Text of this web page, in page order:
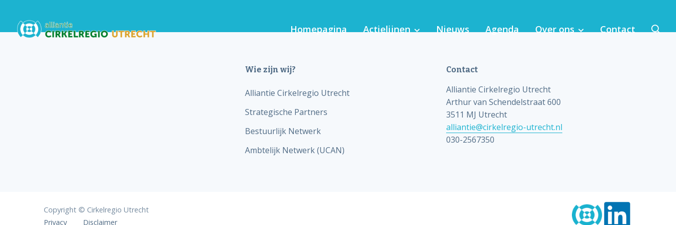
Homepagina Actielijnen
Pilot Ondersteuning bij MKI-toepassing in de regio
Nieuws Agenda Over ons Contact
Wie zijn wij?
Alliantie Cirkelregio Utrecht
Strategische Partners
Bestuurlijk Netwerk
Ambtelijk Netwerk (UCAN)
Contact
Alliantie Cirkelregio Utrecht
Arthur van Schendelstraat 600
3511 MJ Utrecht
alliantie@cirkelregio-utrecht.nl
030-2567350
Copyright © Cirkelregio Utrecht
Privacy
Disclaimer